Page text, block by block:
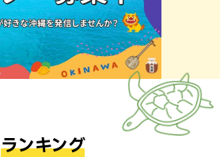
ランキング